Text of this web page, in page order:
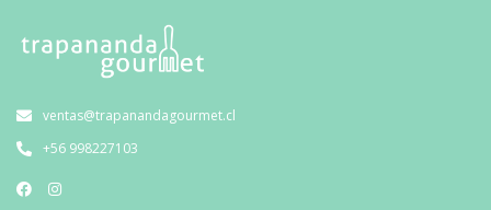
ventas@trapanandagourmet.cl
+56 998227103